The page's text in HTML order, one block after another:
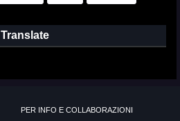
Translate
PER INFO E COLLABORAZIONI